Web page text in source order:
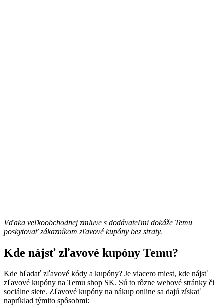
Vďaka veľkoobchodnej zmluve s dodávateľmi dokáže Temu
poskytovať zákazníkom zľavové kupóny bez straty.
Kde nájsť zľavové kupóny Temu?
Kde hľadať zľavové kódy a kupóny? Je viacero miest, kde nájsť
zľavové kupóny na Temu shop SK. Sú to rôzne webové stránky či
sociálne siete. Zľavové kupóny na nákup online sa dajú získať
napríklad týmito spôsobmi: